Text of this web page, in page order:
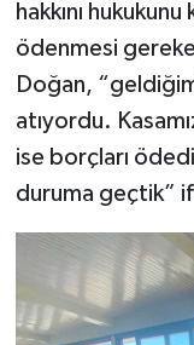
hakkını
ödenmesi
Doğan,
atıyordu.
ise borçları
duruma geçtik”